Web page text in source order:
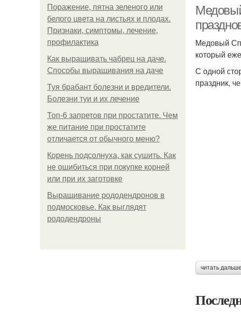
Поражение, пятна зеленого или
белого цвета на листьях и плодах.
Признаки, симптомы, лечение,
профилактика
Как выращивать чабрец на даче.
Способы выращивания на даче
Туя брабант болезни и вредители.
Болезни туи и их лечение
Топ-6 запретов при простатите. Чем
же питание при простатите
отличается от обычного меню?
Корень подсолнуха, как сушить. Как
не ошибиться при покупке корней
или при их заготовке
Выращивание рододендронов в
подмосковье. Как выглядят
рододендроны
Медовый
который
С одной
праздник,
читать